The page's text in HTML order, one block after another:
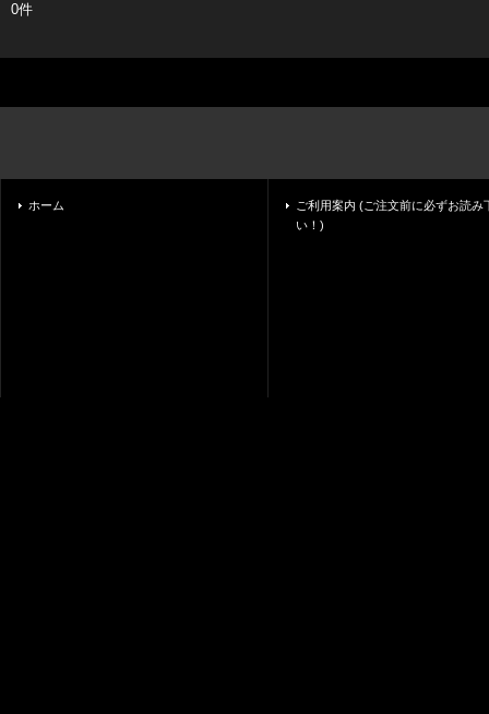
0件
ホーム
ご利用案内 (ご注文前に必ずお読み
い！)